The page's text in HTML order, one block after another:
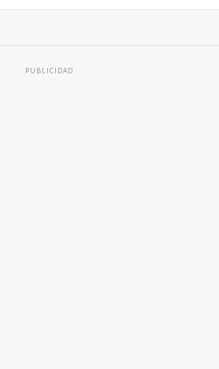
PUBLICIDAD